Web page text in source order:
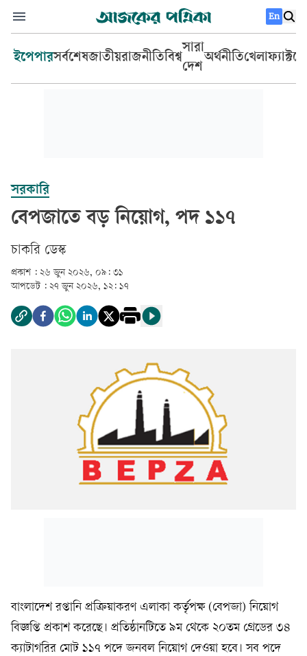
En
ইপেপারসর্বশেষজাতীয়রাজনীতিবিশ্ব
সারা
দেশ
অর্থনীতিখেলা
সরকারি
বেপজাতে বড় নিয়োগ, পদ ১১৭
চাকরি ডেস্ক
প্রকাশ : ২৬ জুন ২০২৬, ০৯: ৩১
আপডেট : ২৭ জুন ২০২৬, ১২: ১৭
বাংলাদেশ রপ্তানি প্রক্রিয়াকরণ এলাকা কর্তৃপক্ষ (বেপজা) নিয়োগ
বিজ্ঞপ্তি প্রকাশ করেছে। প্রতিষ্ঠানটিতে ৯ম থেকে ২০তম গ্রেডের ৩৪
ক্যাটাগরির মোট ১১৭ পদে জনবল নিয়োগ দেওয়া হবে। সব পদে